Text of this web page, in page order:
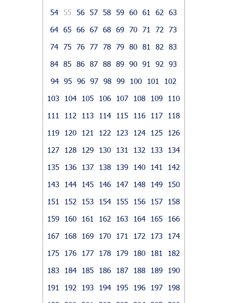
54
55 56 57 58 59 60 61 62
63
64 65 66 67 68 69 70 71 72
73
74 75 76 77 78 79 80 81 82
83
84 85 86 87 88 89 90 91 92
93
94 95 96 97 98 99 100 101
102
103
104 105 106 107 108 109
110
111
112 113 114 115 116 117
118
119
120 121 122 123 124 125
126
127
128 129 130 131 132 133
134
135
136 137 138 139 140 141
142
143
144 145 146 147 148 149
150
151
152 153 154 155 156 157
158
159
160 161 162 163 164 165
166
167
168 169 170 171 172 173
174
175
176 177 178 179 180 181
182
183
184 185 186 187 188 189
190
191
192 193 194 195 196 197
198